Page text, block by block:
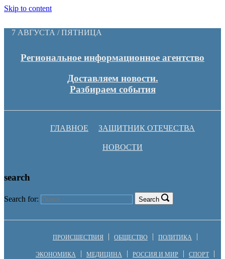
Skip to content
7 АВГУСТА / ПЯТНИЦА
Региональное информационное агентство
Доставляем новости.
Разбираем события
ГЛАВНОЕ ЗАЩИТНИК ОТЕЧЕСТВА
НОВОСТИ
search
Search for: Search
ПРОИСШЕСТВИЯ ОБЩЕСТВО ПОЛИТИКА
ЭКОНОМИКА МЕДИЦИНА РОССИЯ И МИР СПОРТ